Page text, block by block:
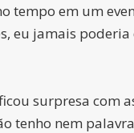
tempo em um
eu jamais
surpresa com
tenho nem